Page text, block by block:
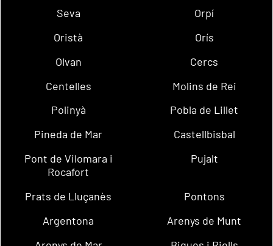
Seva
Orpí
Oristà
Orís
Olvan
Cercs
Centelles
Molins de Rei
Polinyà
Pobla de Lillet
Pineda de Mar
Castellbisbal
Pont de Vilomara i
Rocafort
Pujalt
Prats de Lluçanès
Pontons
Argentona
Arenys de Munt